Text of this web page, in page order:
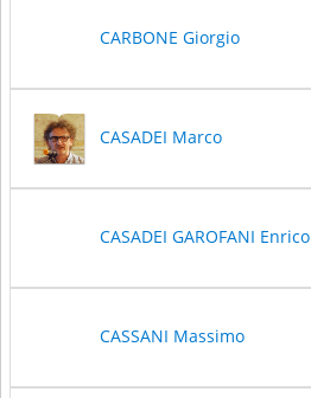
CARBONE Giorgio
CASADEI Marco
CASADEI GAROFANI Enrico
CASSANI Massimo